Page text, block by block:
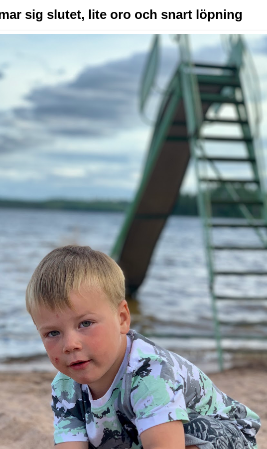
sig slutet, lite oro och snart löpning